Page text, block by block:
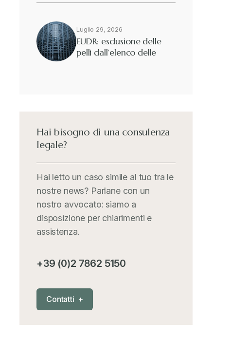
Fisco e tributi
Guide e Manuali
Iva comunitaria e nazionale
MementoPiù - Giuffré
Nautica
Luglio 29, 2026
EUDR: esclusione delle
pelli dall’elenco delle
Hai bisogno di una consulenza
legale?
Hai letto un caso simile al tuo tra le
nostre news? Parlane con un
nostro avvocato: siamo a
disposizione per chiarimenti e
assistenza.
+39 (0)2 7862 5150
Contatti +